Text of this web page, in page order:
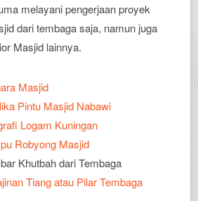
melayani pengerjaan proyek
dari tembaga saja, namun juga
Masjid lainnya.
Masjid
Pintu Masjid Nabawi
Logam Kuningan
Robyong Masjid
Khutbah dari Tembaga
Tiang atau Pilar Tembaga